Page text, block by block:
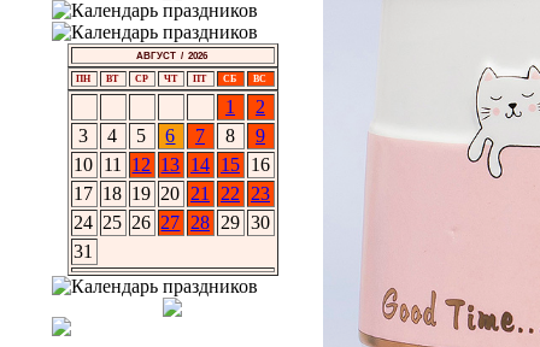
АВГУСТ / 2026
ПН ВТ СР ЧТ ПТ СБ ВС
1
2
3
4 5 6 7 8
9
10 11 12 13 14 15 16
17 18 19 20 21 22
23
24 25 26 27 28 29 30
31